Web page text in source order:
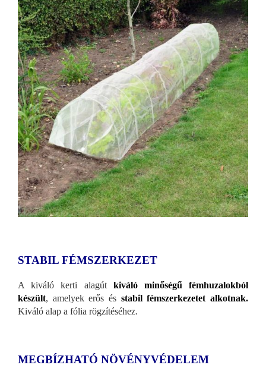
STABIL FÉMSZERKEZET
A kiváló kerti alagút kiváló minőségű fémhuzalokból
készült, amelyek erős és stabil fémszerkezetet alkotnak.
Kiváló alap a fólia rögzítéséhez.
MEGBÍZHATÓ NÖVÉNYVÉDELEM